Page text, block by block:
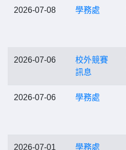
2026-07-08 學務處
2026-07-06
校外競賽
訊息
2026-07-06 學務處
2026-07-01 學務處